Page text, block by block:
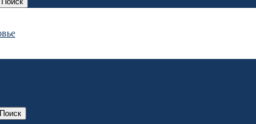
Поиск